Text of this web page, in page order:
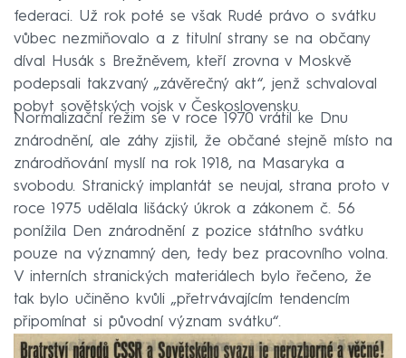
federaci. Už rok poté se však Rudé právo o svátku
vůbec nezmiňovalo a z titulní strany se na občany
díval Husák s Brežněvem, kteří zrovna v Moskvě
podepsali takzvaný „závěrečný akt“, jenž schvaloval
pobyt sovětských vojsk v Československu.
Normalizační režim se v roce 1970 vrátil ke Dnu
znárodnění, ale záhy zjistil, že občané stejně místo na
znárodňování myslí na rok 1918, na Masaryka a
svobodu. Stranický implantát se neujal, strana proto v
roce 1975 udělala lišácký úkrok a zákonem č. 56
ponížila Den znárodnění z pozice státního svátku
pouze na významný den, tedy bez pracovního volna.
V interních stranických materiálech bylo řečeno, že
tak bylo učiněno kvůli „přetrvávajícím tendencím
připomínat si původní význam svátku“.